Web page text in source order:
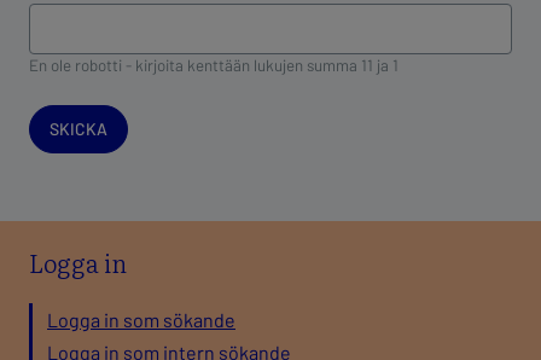
En ole robotti - kirjoita kenttään lukujen summa 11 ja 1
SKICKA
Logga in
Logga in som sökande
Logga in som intern sökande